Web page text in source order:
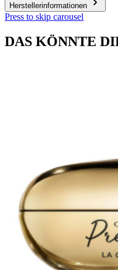
Herstellerinformationen
Press to skip carousel
DAS KÖNNTE